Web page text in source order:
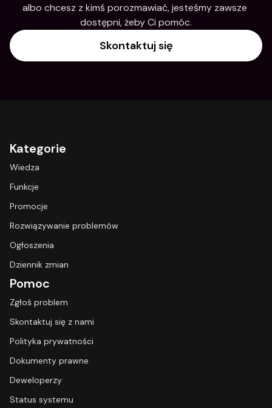
albo chcesz z kimś porozmawiać, jesteśmy zawsze
dostępni, żeby Ci pomóc.
Skontaktuj się
Kategorie
Wiedza
Funkcje
Promocje
Rozwiązywanie problemów
Ogłoszenia
Dziennik zmian
Pomoc
Zgłoś problem
Skontaktuj się z nami
Polityka prywatności
Dokumenty prawne
Deweloperzy
Status systemu